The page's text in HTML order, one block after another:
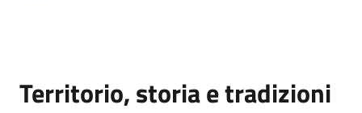
Territorio, storia e tradizioni